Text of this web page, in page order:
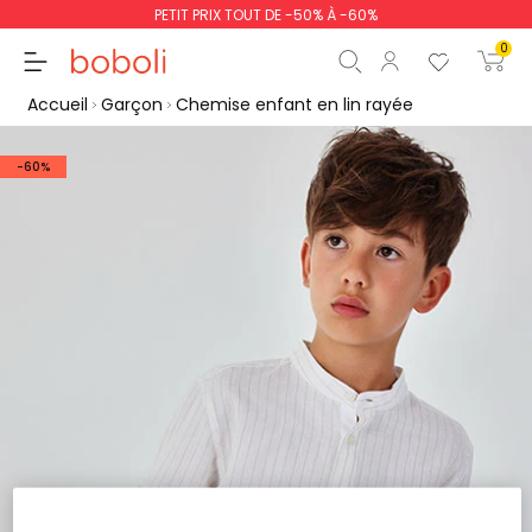
PETIT PRIX TOUT DE -50% À -60%
0
0,00 €
Commencer la
Accueil Garçon Chemise enfant en lin rayée
-60%